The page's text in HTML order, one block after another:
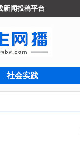
新闻投稿平台
社会实践